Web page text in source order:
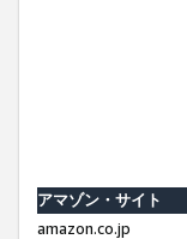
アマゾン・サイト
amazon.co.jp